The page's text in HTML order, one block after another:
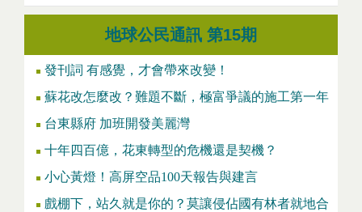
地球公民通訊 第15期
發刊詞 有感覺，才會帶來改變！
蘇花改怎麼改？難題不斷，極富爭議的施工第一年
台東縣府 加班開發美麗灣
十年四百億，花東轉型的危機還是契機？
小心黃燈！高屏空品100天報告與建言
戲棚下，站久就是你的？莫讓侵佔國有林者就地合